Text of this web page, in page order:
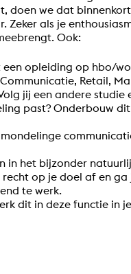
doen we dat
Zeker als je
Ook:
een opleiding op hbo/
Retail,
jij een andere studie
past? Onderbouw
in het bijzonder
recht op je doel af en
te werk.
dit in deze functie in